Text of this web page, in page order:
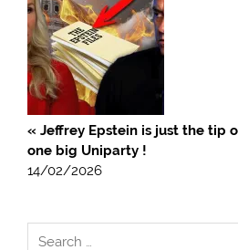
« Jeffrey Epstein is just the tip
one big Uniparty !
14/02/2026